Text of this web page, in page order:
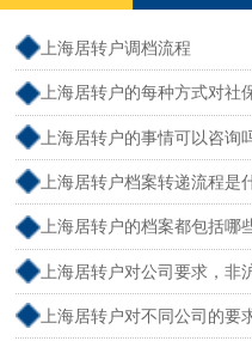
上海居转户调档流程
上海居转户的每种方式对社
件）
上海居转户的事情可以咨询
上海居转户档案转递流程是
上海居转户的档案都包括哪
上海居转户对公司要求，非
上海居转户对不同公司的要